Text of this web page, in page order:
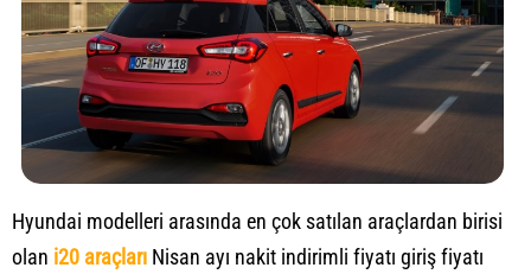
Hyundai modelleri arasında en çok satılan araçlardan birisi
olan i20 araçları Nisan ayı nakit indirimli fiyatı giriş fiyatı